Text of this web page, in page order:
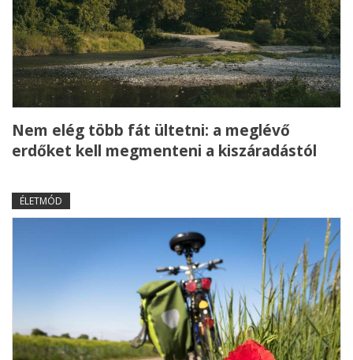
Nem elég több fát ültetni: a meglévő
erdőket kell megmenteni a kiszáradástól
ÉLETMÓD